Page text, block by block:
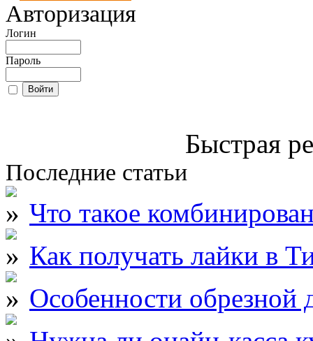
Авторизация
Логин
Пароль
Быстрая
Последние статьи
Что такое
Как получать лайки в
Особенности обрезной